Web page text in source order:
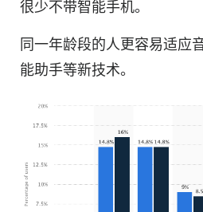
很少不带智能手机。
同一年龄段的人更容易适应
能助手等新技术。